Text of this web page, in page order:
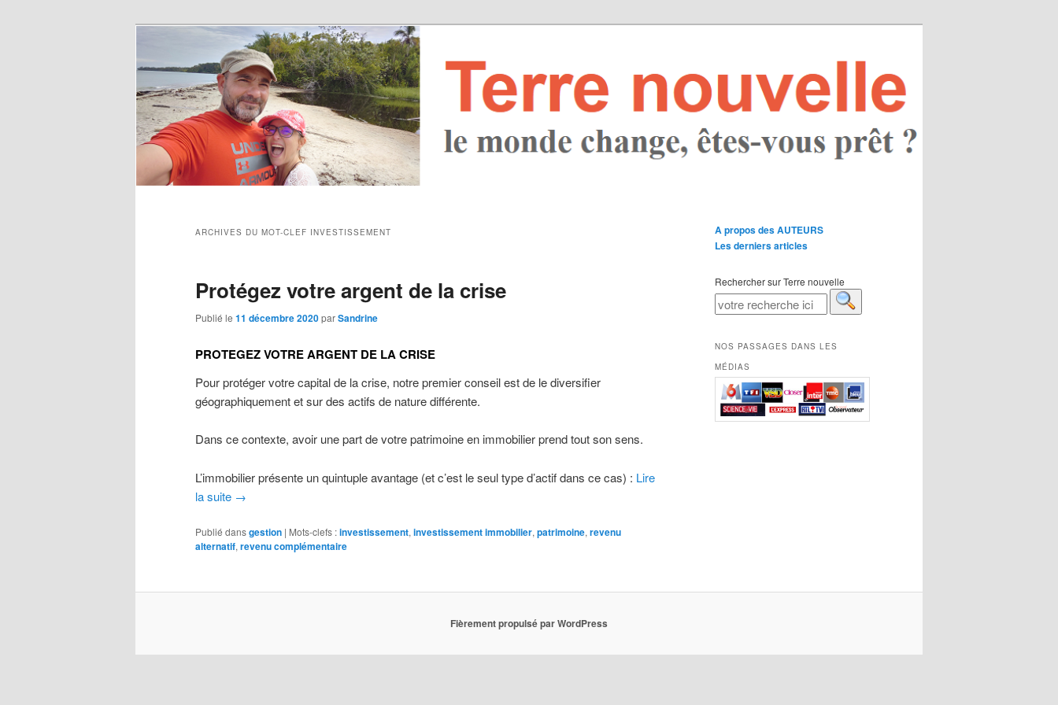
ARCHIVES DU MOT-CLEF INVESTISSEMENT
Protégez votre argent de la crise
Publié le 11 décembre 2020parSandrine
PROTEGEZ VOTRE ARGENT DE LA CRISE
Pour protéger votre capital de la crise, notre premier conseil est de le diversifier
géographiquement et sur des actifs de nature différente.
Dans ce contexte, avoir une part de votre patrimoine en immobilier prend tout son sens.
L’immobilier présente un quintuple avantage (et c’est le seul type d’actif dans ce cas) : Lire
la suite →
Publié dansgestion | Mots-clefs :investissement, investissement immobilier, patrimoine, revenu
alternatif, revenu complémentaire
A propos des AUTEURS
Les derniers articles
Rechercher sur Terre nouvelle
NOS PASSAGES DANS LES
MÉDIAS
Fièrement propulsé par WordPress